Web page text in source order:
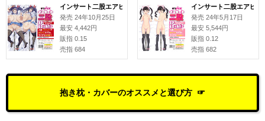
インサート二股エアピローカバー#159 合歓垣天音 イラスト:
発売 24年10月25日
最安 4,442円
販指 0.15
売指 684
インサート二股エアピロ
発売 24年5月17日
最安 5,544円
販指 0.12
売指 682
抱き枕・カバーのオススメと選び方